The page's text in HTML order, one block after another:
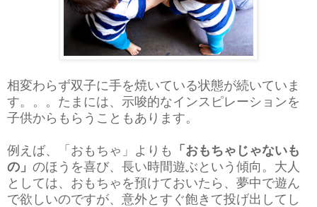
相変わらず双子に手を焼いている状態が続いていま
す。。。たまには、示唆的なインスピレーションを
子供からもらうこともあります。
例えば、「おもちゃ」よりも
「おもちゃじゃないも
の」 のほうを喜び、長い時間遊ぶという傾向。大人
としては、おもちゃを預けておいたら、夢中で遊ん
で欲しいのですが、意外とすぐ飽きて投げ出してし